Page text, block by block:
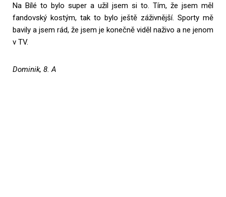
Na Bílé to bylo super a užil jsem si to. Tím, že jsem měl
fandovský kostým, tak to bylo ještě záživnější. Sporty mě
bavily a jsem rád, že jsem je konečně viděl naživo a ne jenom
v TV.
Dominik, 8. A